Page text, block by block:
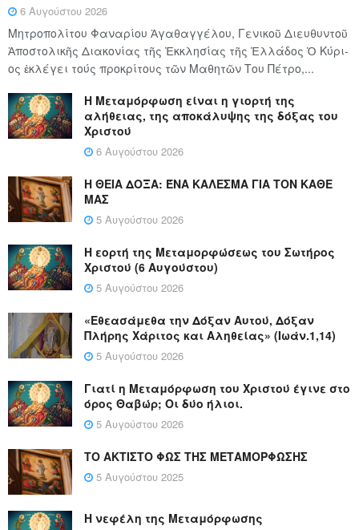
6 Αυγούστου 2026
Μητροπολίτου Φαναρίου Ἀγαθαγγέλου, Γενικοῦ Διευθυντοῦ
Ἀποστολικῆς Διακονίας τῆς Ἐκκλησίας τῆς Ἑλλάδος Ὁ Κύ­ρι­
ος ἐκλέγει τούς προ­κρί­τους τῶν Μα­θη­τῶν Του Πέ­τρο,...
Η Μεταμόρφωση είναι η γιορτή της
αλήθειας, της αποκάλυψης της δόξας του
Χριστού
6 Αυγούστου 2026
Η ΘΕΙΑ ΔΟΞΑ: ΈΝΑ ΚΑΛΕΣΜΑ ΓΙΑ ΤΟΝ ΚΑΘΕ
ΜΑΣ
5 Αυγούστου 2026
Η εορτή της Μεταμορφώσεως του Σωτήρος
Χριστού (6 Αυγούστου)
5 Αυγούστου 2026
«Εθεασάμεθα την Δόξαν Αυτού, Δόξαν
Πλήρης Χάριτος και Αληθείας» (Ιωάν.1,14)
5 Αυγούστου 2026
Γιατί η Μεταμόρφωση του Χριστού έγινε στο
όρος Θαβώρ; Οι δύο ήλιοι.
5 Αυγούστου 2026
ΤΟ ΑΚΤΙΣΤΟ ΦΩΣ ΤΗΣ ΜΕΤΑΜΟΡΦΩΣΗΣ
5 Αυγούστου 2025
Η νεφέλη της Μεταμόρφωσης